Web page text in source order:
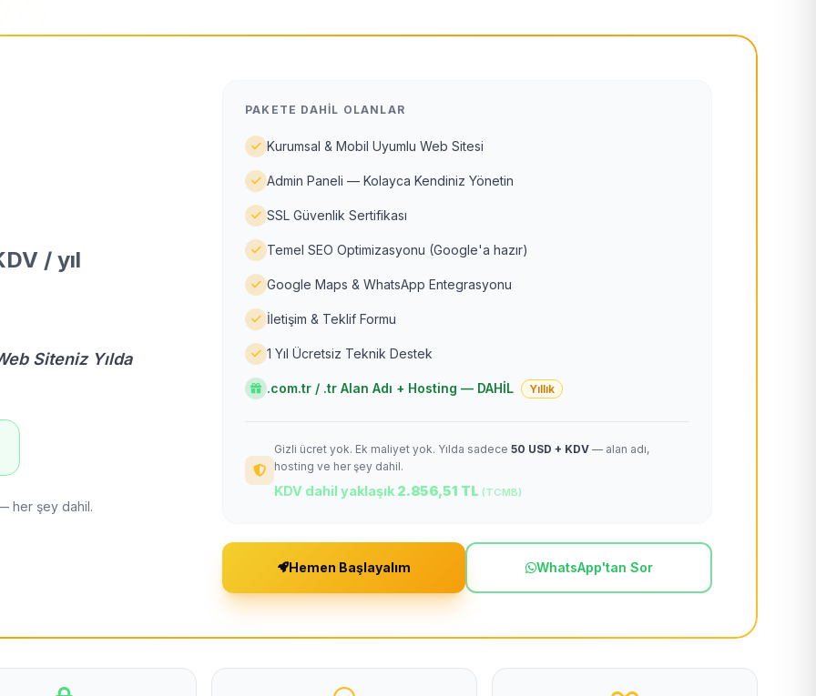
/ yıl
Siteniz Yılda
her şey dahil.
PAKETE DAHIL OLANLAR
Kurumsal & Mobil Uyumlu Web Sitesi
Admin Paneli — Kolayca Kendiniz Yönetin
SSL Güvenlik Sertifikası
Temel SEO Optimizasyonu (Google'a hazır)
Google Maps & WhatsApp Entegrasyonu
İletişim & Teklif Formu
1 Yıl Ücretsiz Teknik Destek
.com.tr / .tr Alan Adı + Hosting — DAHİL Yıllık
Gizli ücret yok. Ek maliyet yok. Yılda sadece 50 USD + KDV — alan adı,
hosting ve her şey dahil.
KDV dahil yaklaşık 2.856,51 TL (TCMB)
Hemen Başlayalım WhatsApp'tan Sor